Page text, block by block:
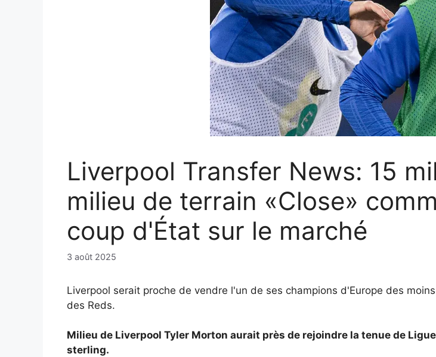
Liverpool Transfer News: 15
milieu de terrain «Close»
coup d'État sur le marché
3 août 2025
Liverpool serait proche de vendre l'un de ses champions d'Europe des
des Reds.
Milieu de Liverpool Tyler Morton aurait près de rejoindre la tenue de Ligue
sterling.